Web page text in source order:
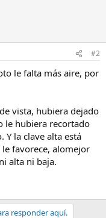
#2
le falta más aire, por
vista, hubiera dejado
le hubiera recortado
Y la clave alta está
favorece, alomejor
alta ni baja.
responder aquí.